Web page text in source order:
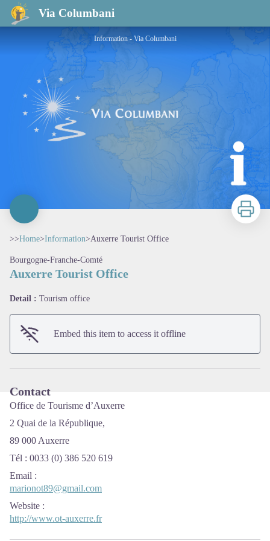
Via Columbani
Auxerre Tourist Office
Information - Via Columbani
Print
>>Home>Information>Auxerre Tourist Office
Bourgogne-Franche-Comté
Auxerre Tourist Office
Detail : Tourism office
Embed this item to access it offline
Contact
Office de Tourisme d’Auxerre
2 Quai de la République,
89 000 Auxerre
Tél : 0033 (0) 386 520 619
Email :
marionot89@gmail.com
Website :
http://www.ot-auxerre.fr